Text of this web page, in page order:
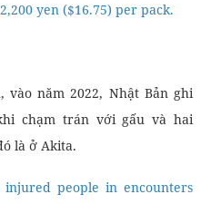
yen ($16.75) per pack.
năm 2022, Nhật Bản ghi
chạm trán với gấu và hai
là ở Akita.
people in encounters